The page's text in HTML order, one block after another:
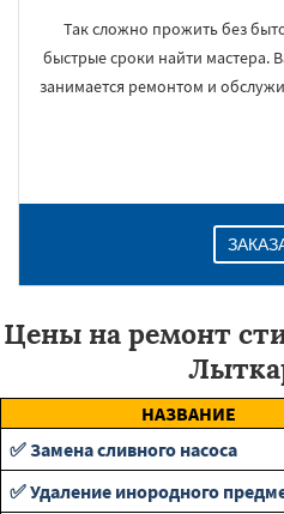
Так сложно прожить без
быстрые сроки найти мастера.
занимается ремонтом и
Цены на ремонт
НАЗВАНИЕ
✅ Замена сливного насоса
✅ Удаление инородного